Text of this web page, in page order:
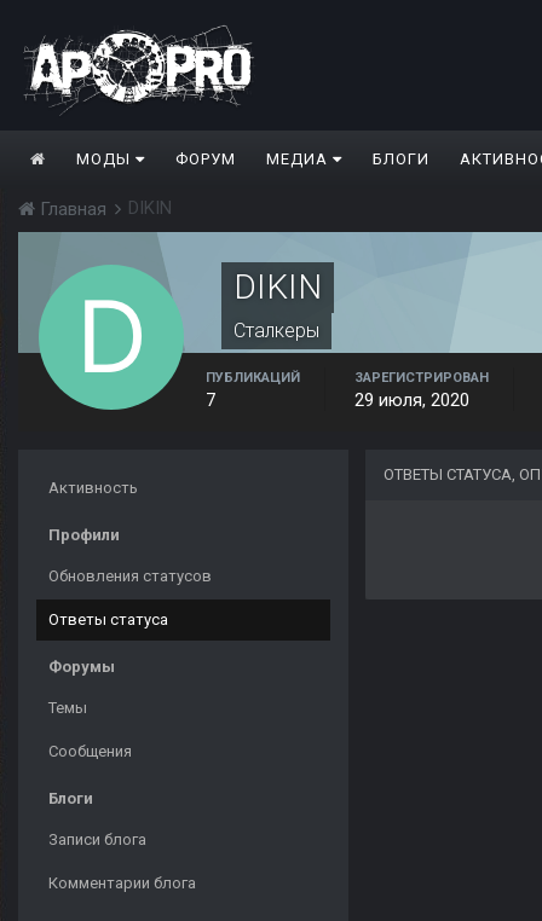
МОДЫ ФОРУМ МЕДИА БЛОГИ
Главная DIKIN
DIKIN
Сталкеры
ПУБЛИКАЦИЙ
7
ЗАРЕГИСТРИРОВАН
29 июля, 2020
Активность
Профили
Обновления статусов
Ответы статуса
Форумы
Темы
Сообщения
Блоги
Записи блога
Комментарии блога
ОТВЕТЫ СТАТУСА,